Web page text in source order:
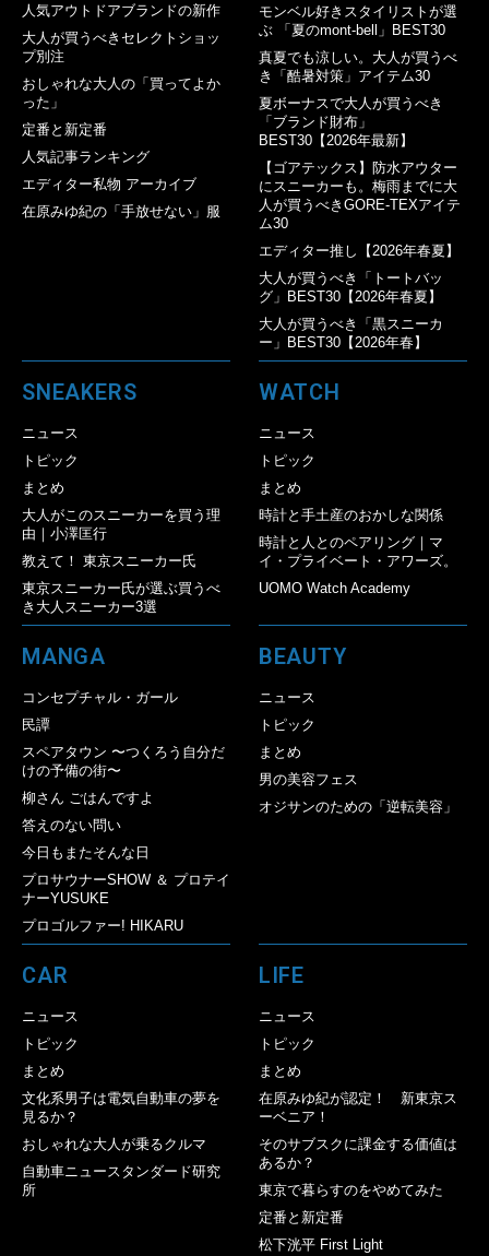
人気アウトドアブランドの新作
大人が買うべきセレクトショッ
プ別注
おしゃれな大人の「買ってよか
った」
定番と新定番
人気記事ランキング
エディター私物 アーカイブ
在原みゆ紀の「手放せない」服
モンベル好きスタイリストが選
ぶ 「夏のmont-bell」BEST30
真夏でも涼しい。大人が買うべ
き「酷暑対策」アイテム30
夏ボーナスで大人が買うべき
「ブランド財布」
BEST30【2026年最新】
【ゴアテックス】防水アウター
にスニーカーも。梅雨までに大
人が買うべきGORE-TEXアイテ
ム30
エディター推し【2026年春夏】
大人が買うべき「トートバッ
グ」BEST30【2026年春夏】
大人が買うべき「黒スニーカ
ー」BEST30【2026年春】
SNEAKERS
ニュース
トピック
まとめ
大人がこのスニーカーを買う理
由｜小澤匡行
教えて！ 東京スニーカー氏
東京スニーカー氏が選ぶ買うべ
き大人スニーカー3選
WATCH
ニュース
トピック
まとめ
時計と手土産のおかしな関係
時計と人とのペアリング｜マ
イ・プライベート・アワーズ。
UOMO Watch Academy
MANGA
コンセプチャル・ガール
民譚
スペアタウン 〜つくろう自分だ
けの予備の街〜
柳さん ごはんですよ
答えのない問い
今日もまたそんな日
プロサウナーSHOW ＆ プロテイ
ナーYUSUKE
プロゴルファー! HIKARU
BEAUTY
ニュース
トピック
まとめ
男の美容フェス
オジサンのための「逆転美容」
CAR
ニュース
トピック
まとめ
文化系男子は電気自動車の夢を
見るか？
おしゃれな大人が乗るクルマ
自動車ニュースタンダード研究
所
LIFE
ニュース
トピック
まとめ
在原みゆ紀が認定！ 新東京ス
ーベニア！
そのサブスクに課金する価値は
あるか？
東京で暮らすのをやめてみた
定番と新定番
松下洸平 First Light